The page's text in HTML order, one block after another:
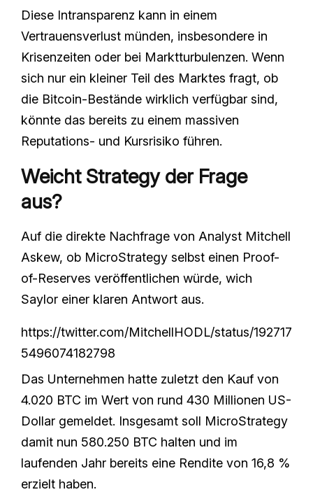
Diese Intransparenz kann in einem
Vertrauensverlust münden, insbesondere in
Krisenzeiten oder bei Marktturbulenzen. Wenn
sich nur ein kleiner Teil des Marktes fragt, ob
die Bitcoin-Bestände wirklich verfügbar sind,
könnte das bereits zu einem massiven
Reputations- und Kursrisiko führen.
Weicht Strategy der Frage
aus?
Auf die direkte Nachfrage von Analyst Mitchell
Askew, ob MicroStrategy selbst einen Proof-
of-Reserves veröffentlichen würde, wich
Saylor einer klaren Antwort aus.
https://twitter.com/MitchellHODL/status/192717
5496074182798
Das Unternehmen hatte zuletzt den Kauf von
4.020 BTC im Wert von rund 430 Millionen US-
Dollar gemeldet. Insgesamt soll MicroStrategy
damit nun 580.250 BTC halten und im
laufenden Jahr bereits eine Rendite von 16,8 %
erzielt haben.